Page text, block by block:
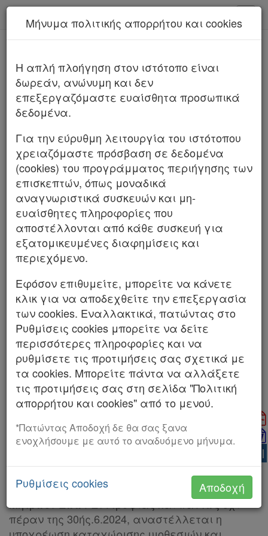
Χρήσιμα
Assistant
Νομολογία
Kodiko
Forum
Αναζήτηση
Κ.Α.Δ.
Διακρατικές
Συμφωνίες
Ελλάδας
Πληροφορίες
Εταιρεία
Νέα υπηρεσία Kodiko Assistant.Περισσότερα
Παρ.8 Άρθρο 46 Νόμος 4830/2021
Νόμος 4830/2021
Διαχρονική εξέλιξη
Νόμος
2023
03/2023
Νόμος
5083/2024
26/01/2024
Εμφάνιση διαφορών με την προηγούμενη
κωδικοποίηση
AI
8.Μέχρι τη θέση σε πλήρη λειτουργία της
Πανελλήνιας Πλατφόρμας Υιοθεσίας
και Ερασιτεχνών Εκτροφέων και του
Αποθετηρίου Διαβατηρίων του Εθνικού
Μητρώου Ζώων Συντροφιάς και πάντως όχι
πέραν της 30ής.6.2024, αναστέλλεται η
Μήνυμα πολιτικής απορρήτου και cookies
H απλή πλοήγηση στον ιστότοπο είναι
δωρεάν, ανώνυμη και δεν
επεξεργαζόμαστε ευαίσθητα προσωπικά
δεδομένα.
Για την εύρυθμη λειτουργία του ιστότοπου
χρειαζόμαστε πρόσβαση σε δεδομένα
(cookies) του προγράμματος περιήγησης των
επισκεπτών, όπως μοναδικά
αναγνωριστικά συσκευών και μη-
ευαίσθητες πληροφορίες που
αποστέλλονται από κάθε συσκευή για
εξατομικευμένες διαφημίσεις και
περιεχόμενο.
Εφόσον επιθυμείτε, μπορείτε να κάνετε
κλικ για να αποδεχθείτε την επεξεργασία
των cookies. Εναλλακτικά, πατώντας στο
Ρυθμίσεις cookies μπορείτε να δείτε
περισσότερες πληροφορίες και να
ρυθμίσετε τις προτιμήσεις σας σχετικά με
τα cookies. Μπορείτε πάντα να αλλάξετε
τις προτιμήσεις σας στη σελίδα "Πολιτική
απορρήτου και cookies" από το μενού.
*Πατώντας Αποδοχή δε θα σας ξανα
ενοχλήσουμε με αυτό το αναδυόμενο μήνυμα.
Ρυθμίσεις cookies Αποδοχή